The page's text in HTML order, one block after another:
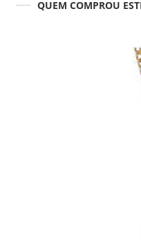
QUEM COMPROU